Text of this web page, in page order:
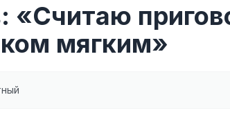
«Считаю
мягким»